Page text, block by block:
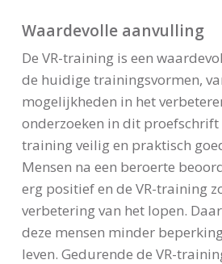
Waardevolle aanvulling
De VR-training is een
de huidige trainingsvormen,
mogelijkheden in het
onderzoeken in dit proefschrift
training veilig en praktisch
Mensen na een beroerte
erg positief en de VR-training
verbetering van het lopen.
deze mensen minder
leven. Gedurende de VR-